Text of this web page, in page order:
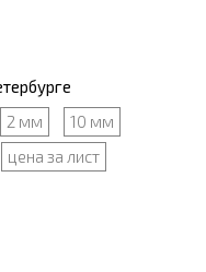
2 мм
10 мм
цена за лист